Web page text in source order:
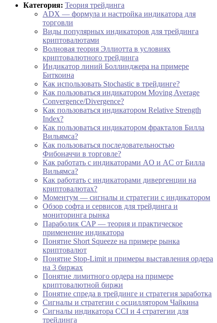
Категория: Теория трейдинга
ADX — формула и настройка индикатора для
торговли
Виды популярных индикаторов для трейдинга
криптовалютами
Волновая теория Эллиотта в условиях
криптовалютного трейдинга
Индикатор линий Боллинджера на примере
Биткоина
Как использовать Stochastic в трейдинге?
Как пользоваться индикатором Moving Average
Convergence/Divergence?
Как пользоваться индикатором Relative Strength
Index?
Как пользоваться индикатором фракталов Билла
Вильямса?
Как пользоваться последовательностью
Фибоначчи в торговле?
Как работать с индикаторами AO и AC от Билла
Вильямса?
Как работать с индикаторами дивергенции на
криптовалютах?
Моментум — сигналы и стратегии с индикатором
Обзор софта и сервисов для трейдинга и
мониторинга рынка
Параболик САР — теория и практическое
применение индикатора
Понятие Short Squeeze на примере рынка
криптовалют
Понятие Stop-Limit и примеры выставления ордера
на 3 биржах
Понятие лимитного ордера на примере
криптовалютной биржи
Понятие спреда в трейдинге и стратегия заработка
Сигналы и стратегии с осциллятором Чайкина
Сигналы индикатора CCI и 4 стратегии для
трейдинга